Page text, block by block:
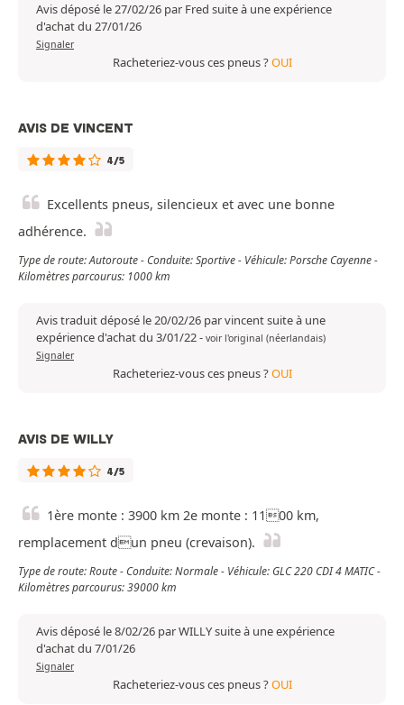
Avis déposé le 27/02/26 par Fred suite à une expérience
d'achat du 27/01/26
Signaler
Racheteriez-vous ces pneus ?OUI
AVIS DE VINCENT
4/5
Excellents pneus, silencieux et avec une bonne
adhérence.
Type de route: Autoroute - Conduite: Sportive - Véhicule: Porsche Cayenne -
Kilomètres parcourus: 1000 km
Avis traduit déposé le 20/02/26 par vincent suite à une
expérience d'achat du 3/01/22- voir l'original (néerlandais)
Signaler
Racheteriez-vous ces pneus ?OUI
AVIS DE WILLY
4/5
1ère monte : 3900 km 2e monte : 1100 km,
remplacement dun pneu (crevaison).
Type de route: Route - Conduite: Normale - Véhicule: GLC 220 CDI 4 MATIC -
Kilomètres parcourus: 39000 km
Avis déposé le 8/02/26 par WILLY suite à une expérience
d'achat du 7/01/26
Signaler
Racheteriez-vous ces pneus ?OUI